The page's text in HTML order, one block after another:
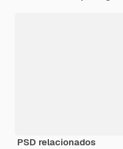
PSD relacionados